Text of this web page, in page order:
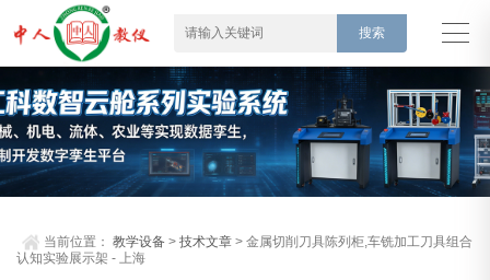
当前位置：教学设备 >技术文章 > 金属切削刀具陈列柜,车铣加工刀具组合
认知实验展示架 - 上海